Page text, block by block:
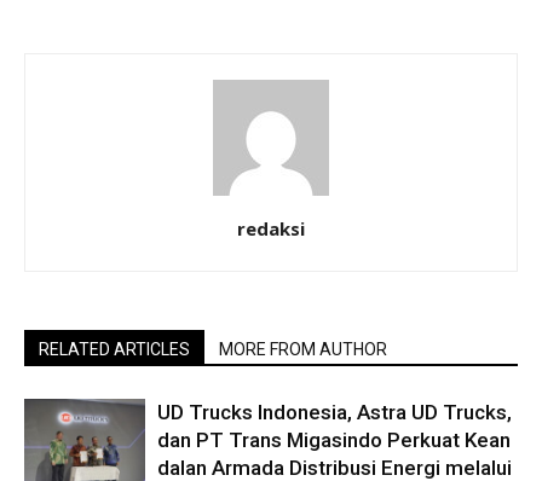
redaksi
RELATED ARTICLES MORE FROM AUTHOR
UD Trucks Indonesia, Astra UD Trucks,
dan PT Trans Migasindo Perkuat Kean
dalan Armada Distribusi Energi melalui